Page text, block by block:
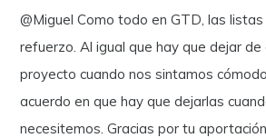
@Miguel Como todo en GTD, las
refuerzo. Al igual que hay que dejar de
proyecto cuando nos sintamos
acuerdo en que hay que dejarlas
necesitemos. Gracias por tu aportación.